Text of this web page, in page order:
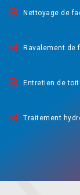
Nettoyage de
Ravalement de
Entretien de
Traitement